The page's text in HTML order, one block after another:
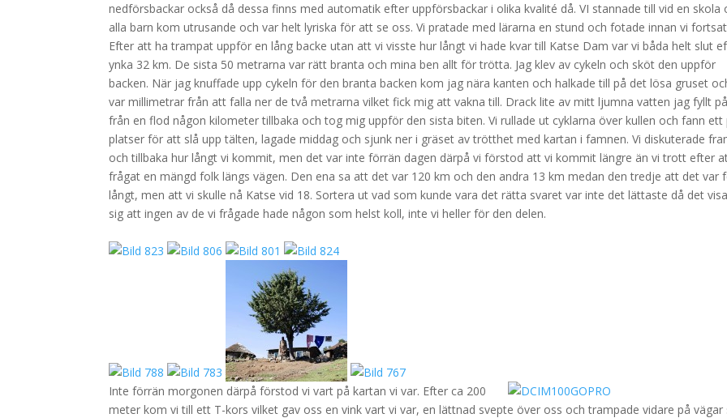
nedförsbackar också då dessa finns med automatik efter uppförsbackar i olika kvalité då. VI stannade till vid en skola
alla barn kom utrusande och var helt lyriska för att se oss. Vi pratade med lärarna en stund och fotade innan vi
Efter att ha trampat uppför en lång backe utan att vi visste hur långt vi hade kvar till Katse Dam var vi båda helt slut
ynka 32 km. De sista 50 metrarna var rätt branta och mina ben allt för trötta. Jag klev av cykeln och sköt den uppför
backen. När jag knuffade upp cykeln för den branta backen kom jag nära kanten och halkade till på det lösa gruset
var millimetrar från att falla ner de två metrarna vilket fick mig att vakna till. Drack lite av mitt ljumna vatten jag fyllt på
från en flod någon kilometer tillbaka och tog mig uppför den sista biten. Vi rullade ut cyklarna över kullen och fann ett
platser för att slå upp tälten, lagade middag och sjunk ner i gräset av trötthet med kartan i famnen. Vi diskuterade
och tillbaka hur långt vi kommit, men det var inte förrän dagen därpå vi förstod att vi kommit längre än vi trott efter
frågat en mängd folk längs vägen. Den ena sa att det var 120 km och den andra 13 km medan den tredje att det var
långt, men att vi skulle nå Katse vid 18. Sortera ut vad som kunde vara det rätta svaret var inte det lättaste då det
sig att ingen av de vi frågade hade någon som helst koll, inte vi heller för den delen.
Inte förrän morgonen därpå förstod vi vart på kartan vi var. Efter ca 200
meter kom vi till ett T-kors vilket gav oss en vink vart vi var, en lättnad svepte över oss och trampade vidare på vägar